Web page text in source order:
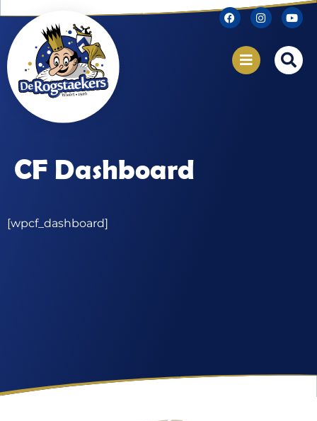
CF Dashboard
[wpcf_dashboard]